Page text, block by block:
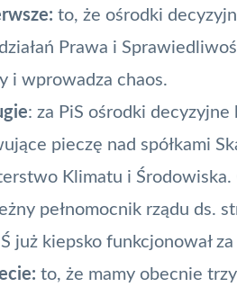
to, że ośrodki
Prawa i
i wprowadza chaos.
: za PiS ośrodki
pieczę nad spółkami
Klimatu i Środowiska.
pełnomocnik rządu ds.
już kiepsko funkcjonował
to, że mamy obecnie